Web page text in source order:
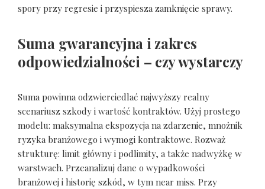
spory przy regresie i przyspiesza zamknięcie sprawy.
Suma gwarancyjna i zakres
odpowiedzialności – czy wystarczy
Suma powinna odzwierciedlać najwyższy realny
scenariusz szkody i wartość kontraktów. Użyj prostego
modelu: maksymalna ekspozycja na zdarzenie, mnożnik
ryzyka branżowego i wymogi kontraktowe. Rozważ
strukturę: limit główny i podlimity, a także nadwyżkę w
warstwach. Przeanalizuj dane o wypadkowości
branżowej i historię szkód, w tym near miss. Przy